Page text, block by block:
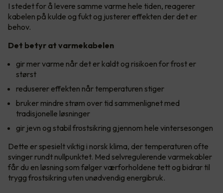
I stedet for å levere samme varme hele tiden, reagerer
kabelen på kulde og fukt og justerer effekten der det er
behov.
Det betyr at varmekabelen
gir mer varme når det er kaldt og risikoen for frost er
størst
reduserer effekten når temperaturen stiger
bruker mindre strøm over tid sammenlignet med
tradisjonelle løsninger
gir jevn og stabil frostsikring gjennom hele vintersesongen
Dette er spesielt viktig i norsk klima, der temperaturen ofte
svinger rundt nullpunktet. Med selvregulerende varmekabler
får du en løsning som følger værforholdene tett og bidrar til
trygg frostsikring uten unødvendig energibruk.